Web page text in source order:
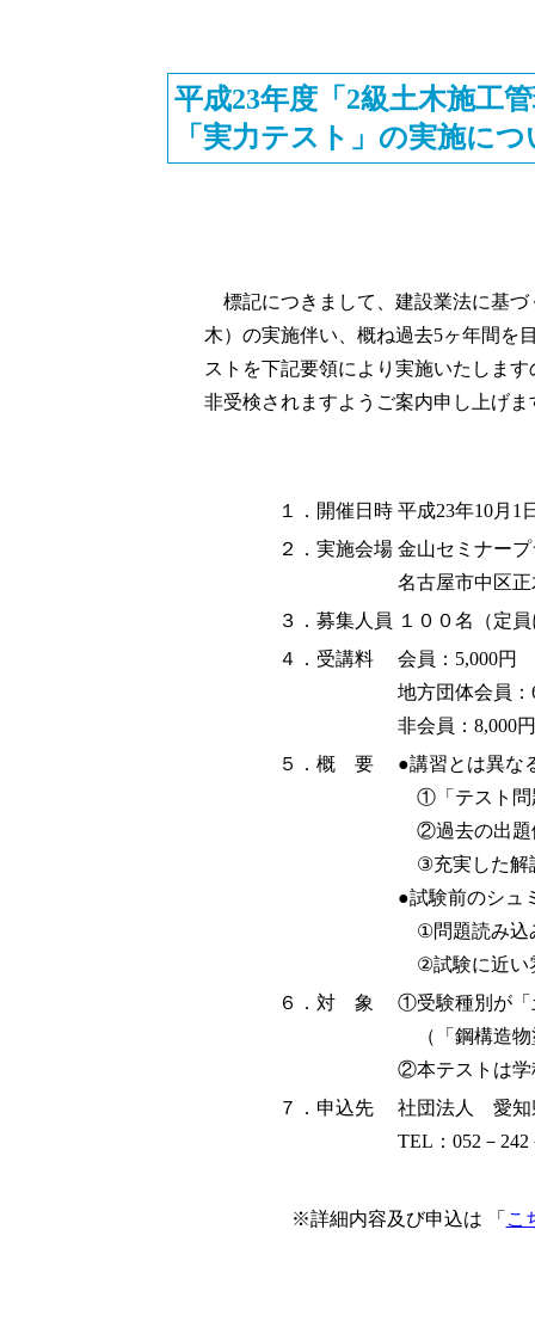
平成23年度「2級土木施工
「実力テスト」の実施に
標記につきまして、建設業法に基づ
木）の実施伴い、概ね過去5ヶ年間を
ストを下記要領により実施いたしま
非受検されますようご案内申し上げま
１．開催日時 平成23年10月
２．実施会場 金山セミナー
名古屋市中区
３．募集人員 １００名（定
４．受講料
会員：5,000円
地方団体会員：
非会員：8,000円
５．概 要
●講習とは異な
①「テスト問
②過去の出題
③充実した解
●試験前のシュ
①問題読み込
②試験に近い
６．対 象
①受験種別が「
（「鋼構造物
②本テストは学
７．申込先
社団法人 愛知
TEL：052－
※詳細内容及び申込は 「 こ